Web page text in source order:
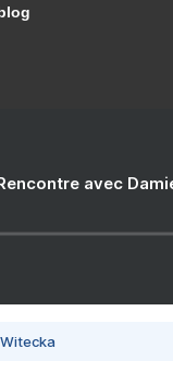
avec